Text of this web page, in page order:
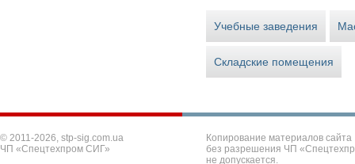
Учебные заведения
Складские помещения
© 2011-2026, stp-sig.com.ua
ЧП «Спецтехпром СИГ»
Копирование материалов сайта
без разрешения ЧП
не допускается.